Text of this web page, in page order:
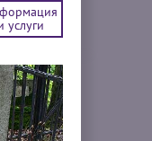
услуги